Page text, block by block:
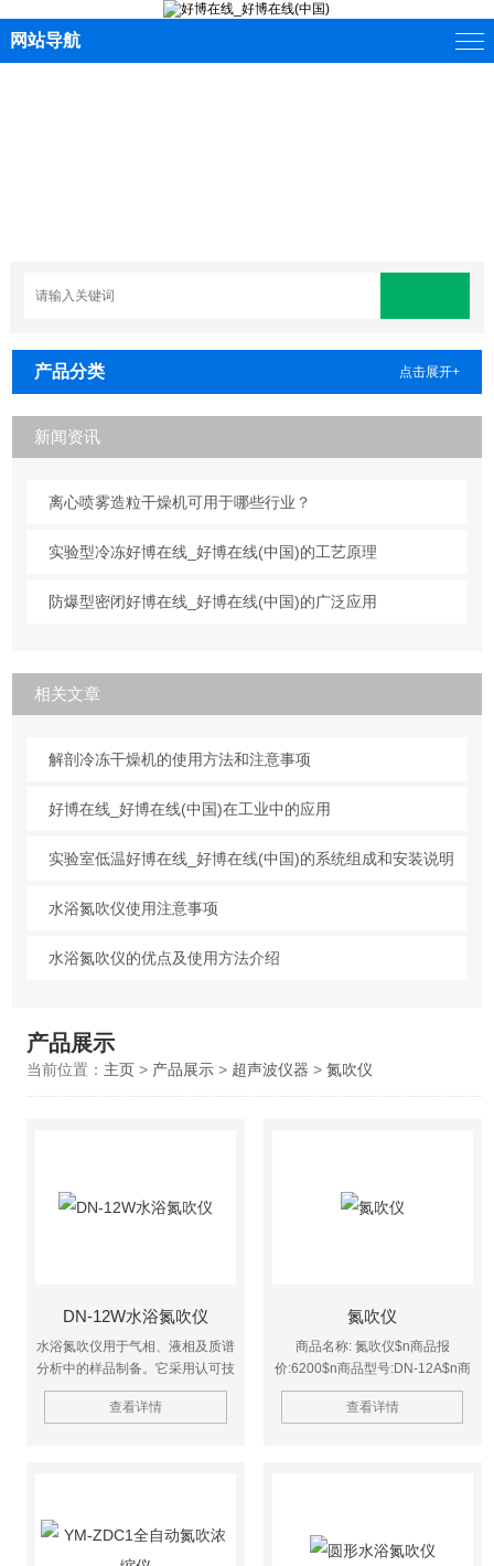
网站导航
产品分类 点击展开+
新闻资讯
离心喷雾造粒干燥机可用于哪些行业？
实验型冷冻好博在线_好博在线(中国)的工艺原理
防爆型密闭好博在线_好博在线(中国)的广泛应用
相关文章
解剖冷冻干燥机的使用方法和注意事项
好博在线_好博在线(中国)在工业中的应用
实验室低温好博在线_好博在线(中国)的系统组成和安装说明
水浴氮吹仪使用注意事项
水浴氮吹仪的优点及使用方法介绍
产品展示
当前位置： 主页> 产品展示> 超声波仪器 > 氮吹仪
DN-12W水浴氮吹仪
水浴氮吹仪用于气相、液相及质谱
分析中的样品制备。它采用认可技
术，通过将氮气吹入加热样品的表
面进行样品浓缩。
查看详情
氮吹仪
商品名称: 氮吹仪$n商品报
价:6200$n商品型号:DN-12A$n商
品简述:12、24、36可选$n商品品
牌:豫明品牌
查看详情